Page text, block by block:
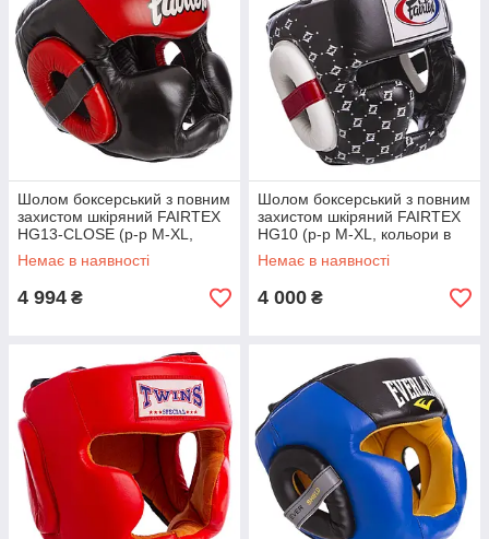
Шолом боксерський з повним
захистом шкіряний FAIRTEX
HG13-CLOSE (р-р M-XL,
кольори в асортименті)
Немає в наявності
4 994 ₴
Шолом боксерський з повним
захистом шкіряний FAIRTEX
HG10 (р-р M-XL, кольори в
асортименті)
Немає в наявності
4 000 ₴